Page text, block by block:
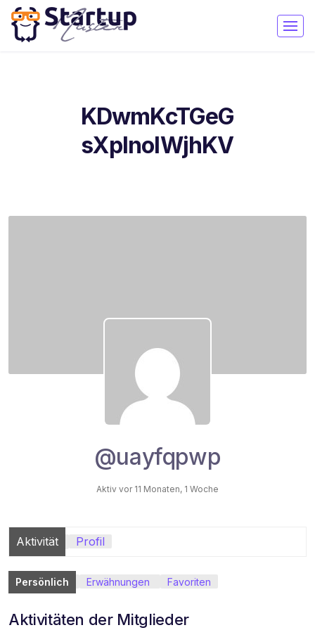
KDwmKcTGeG
sXplnolWjhKV
@uayfqpwp
Aktiv vor 11 Monaten, 1 Woche
Aktivität Profil
Persönlich Erwähnungen Favoriten
Aktivitäten der Mitglieder